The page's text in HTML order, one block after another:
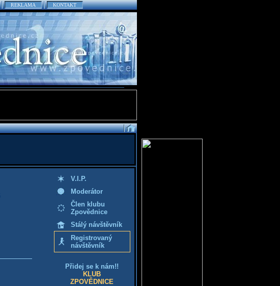
REKLAMA KONTAKT
V.I.P.
Moderátor
Člen klubu
Zpovědnice
Stálý návštěvník
Registrovaný
návštěvník
Přidej se k nám!!
KLUB
ZPOVĚDNICE